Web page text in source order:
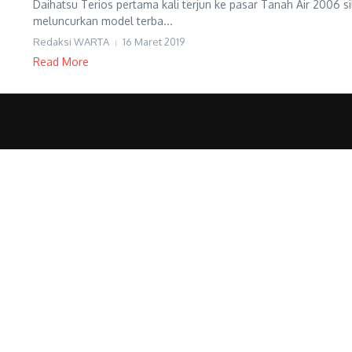
Daihatsu Terios pertama kali terjun ke pasar Tanah Air 2006
meluncurkan model terba...
Redaksi WARTA 16 Maret 2019
Read More